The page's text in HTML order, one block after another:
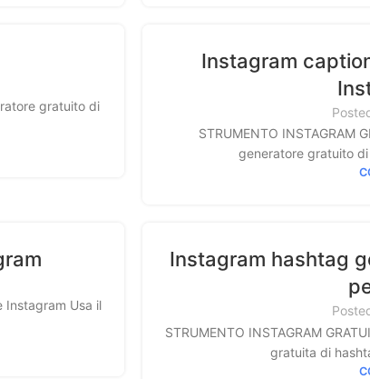
gratuito di
Instagram
STRUMENTO INSTAGRAM
generatore gratuito
Instagram Usa il
Instagram hashtag
STRUMENTO INSTAGRAM
gratuita di